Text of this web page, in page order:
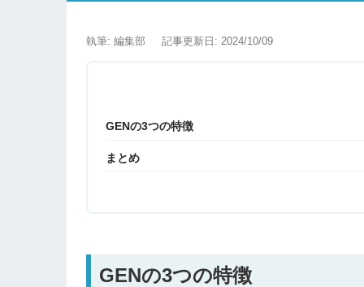
執筆: 編集部 記事更新日: 2024/10/09
GENの3つの特徴
まとめ
GENの3つの特徴